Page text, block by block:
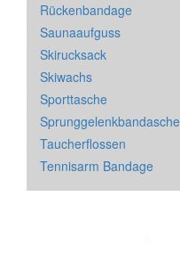
Rückenbandage
Saunaaufguss
Skirucksack
Skiwachs
Sporttasche
Sprunggelenkbandasche
Taucherflossen
Tennisarm Bandage